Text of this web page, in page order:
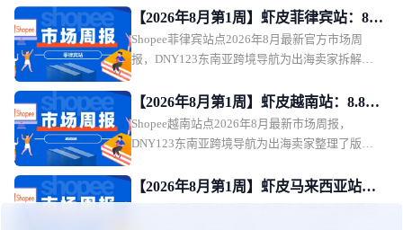
然资源单一出口通道制度提前至 9 月实施；世界
银行下调菲律宾 2027 年 GDP 增长预期等区域监
管动态与行业事件。
【2026年8月第1周】虾皮菲律宾站：8月
爆单手册：8.8大促双轮发薪日连开 14个
热搜品精准定价卡位指南
Shopee菲律宾站点2026年8月最新官方市场周
报，DNY123东南亚跨境导航为出海卖家拆解专
一路打通8.8峰值日、第一波发薪日大促、美容博
览会、风格专场，月末直接衔接第二波发薪日大
促+9.9大促抢先看，形成连续30天的流量上涨曲
速食火锅、慢回弹玩具、蜘蛛侠周边等多赛道，
同时给出菲律宾比索计价的精准目标售价区间，
【2026年8月第1周】虾皮越南站：8.8大
促+返校季+9.9预热密集来袭 全品类热
搜选品与版权运营避坑全指南
Shopee越南站点2026年8月最新市场周报，
DNY123东南亚跨境导航为出海卖家整理了版权
集大促排期、平台实时热搜风向四大核心板块的
【2026年8月第1周】虾皮马来西亚站：
Shopee马来西亚站点官方将官方海外仓店铺佣金